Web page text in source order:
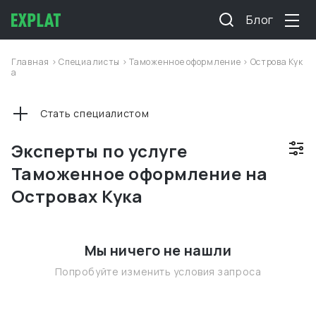
Блог
Главная >Специалисты >Таможенное оформление > Острова Кук
а
Эксперты по услуге
Таможенное оформление на
Островах Кука
Стать специалистом
Мы ничего не нашли
Попробуйте изменить условия запроса